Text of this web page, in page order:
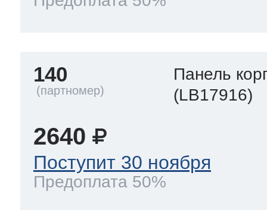
140
Панель
(LB17916)
2640
Поступит 30 ноября
Предоплата 50%